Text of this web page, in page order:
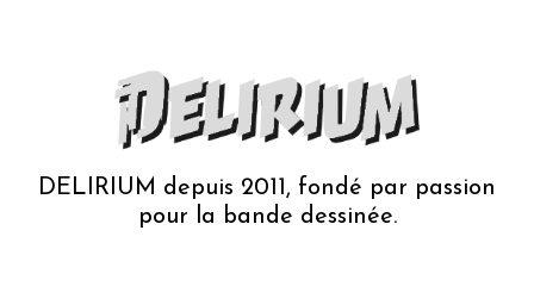
DELIRIUM depuis 2011, fondé par passion
pour la bande dessinée.